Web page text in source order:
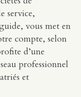
service,
vous met en
compte, selon
d’une
professionnel
et